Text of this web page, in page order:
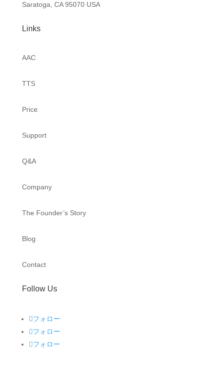
Saratoga, CA 95070 USA
Links
AAC
TTS
Price
Support
Q&A
Company
The Founder’s Story
Blog
Contact
Follow Us
フォロー
フォロー
フォロー